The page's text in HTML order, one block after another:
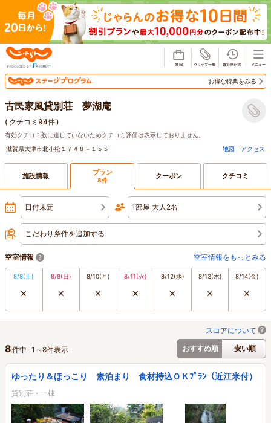
お得な特典をみる
古民家風貸別荘 夢湖庵
( クチコミ94件)
有効クチコミ数に達していないためクチコミ評価は表示しておりません。
滋賀県大津市北小松１７４８－１５５
地図・アクセス
施設情報 プラン
8件 クーポン クチコミ
日付未定 1部屋 大人2名
こだわり条件を追加する
空室情報 空室情報をもっとみる
8/8(土)
×
8/9(日)
×
8/10(月)
×
8/11(火)
×
8/12(水)
×
8/13(木)
×
8/14(金)
×
スコアについて
おすすめ順
安い順
8件中 1 ～8件表示
ゆったり＆ほっこり 素泊まり 食材持込ＯＫﾌﾟﾗﾝ（近江米付）
貸別荘・一棟